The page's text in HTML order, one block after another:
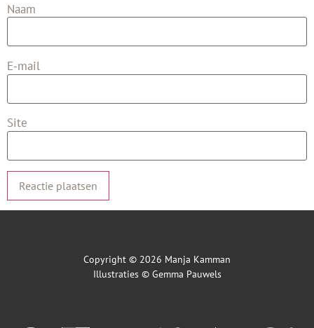
Naam
E-mail
Site
Copyright © 2026 Manja Kamman
Illustraties © Gemma Pauwels